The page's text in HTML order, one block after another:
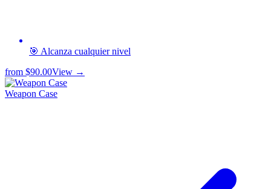
🎯 Alcanza cualquier nivel
from $90.00View →
Weapon Case